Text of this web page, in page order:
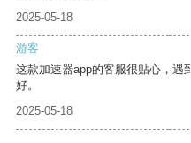
2025-05-18
游客
这款加速器app的客服很贴心，遇
好。
2025-05-18